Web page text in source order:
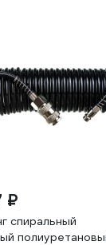
₽
спиральный